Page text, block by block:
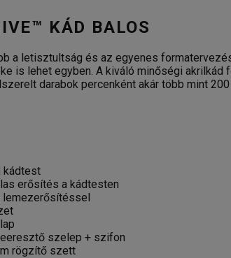
KÁD BALOS
a letisztultság és az egyenes
is lehet egyben. A kiváló minőségi
darabok percenként akár több mint
kádtest
erősítés a kádtesten
lemezerősítéssel
szelep + szifon
rögzítő szett